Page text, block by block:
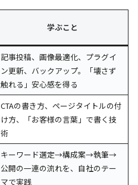
学ぶこと
記事投稿、画像最適化、プラグイ
ン更新、バックアップ。「壊さず
触れる」安心感を得る
CTAの書き方、ページタイトルの付
け方、「お客様の言葉」で書く技
術
キーワード選定→構成案→執筆→
公開の一連の流れを、自社のテー
マで実践